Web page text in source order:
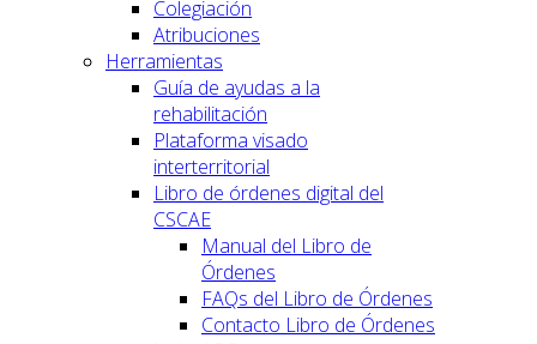
Colegiación
Atribuciones
Herramientas
Guía de ayudas a la
rehabilitación
Plataforma visado
interterritorial
Libro de órdenes digital del
CSCAE
Manual del Libro de
Órdenes
FAQs del Libro de Órdenes
Contacto Libro de Órdenes